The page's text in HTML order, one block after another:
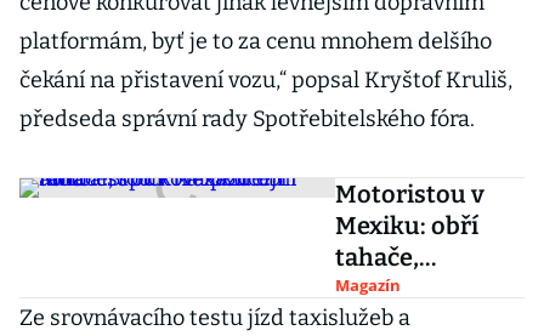
platformám, byť je to za cenu mnohem delšího
čekání na přistavení vozu,“ popsal Kryštof Kruliš,
předseda správní rady Spotřebitelského fóra.
Motoristou v
Mexiku: obří
tahače,
špičková
policejní auta a
Magazín
Ze srovnávacího testu jízd taxislužeb a